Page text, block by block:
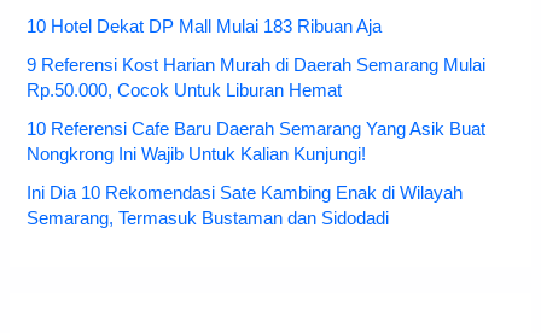
10 Hotel Dekat DP Mall Mulai 183 Ribuan Aja
9 Referensi Kost Harian Murah di Daerah Semarang Mulai
Rp.50.000, Cocok Untuk Liburan Hemat
10 Referensi Cafe Baru Daerah Semarang Yang Asik Buat
Nongkrong Ini Wajib Untuk Kalian Kunjungi!
Ini Dia 10 Rekomendasi Sate Kambing Enak di Wilayah
Semarang, Termasuk Bustaman dan Sidodadi